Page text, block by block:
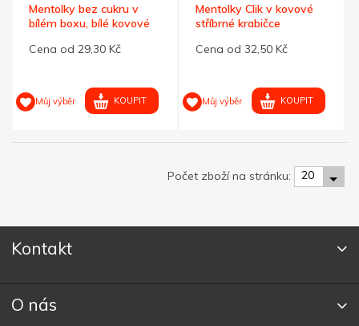
Mentolky bez cukru v
bílém boxu, bílé kovové
Cena od 29,30 Kč
Můj výběr KOUPIT
Mentolky Clik v kovové
stříbrné krabičce
Cena od 32,50 Kč
Můj výběr KOUPIT
Počet zboží na stránku: 20
Kontakt
O nás